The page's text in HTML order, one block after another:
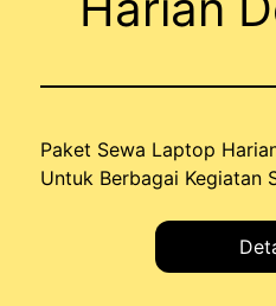
Paket Sewa Laptop
Untuk Berbagai Kegiatan